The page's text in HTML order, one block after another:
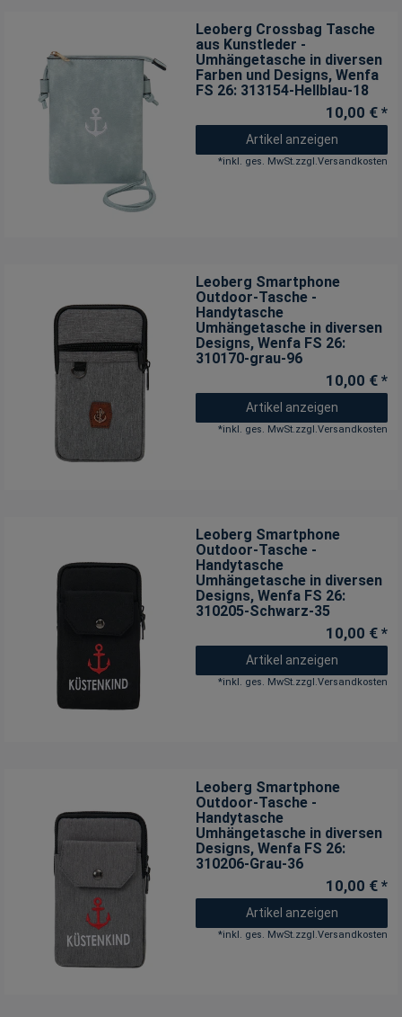
Leoberg Crossbag Tasche
aus Kunstleder -
Umhängetasche in diversen
Farben und Designs, Wenfa
FS 26: 313154-Hellblau-18
10,00 € *
Artikel anzeigen
*inkl. ges. MwSt.zzgl.Versandkosten
Leoberg Smartphone
Outdoor-Tasche -
Handytasche
Umhängetasche in diversen
Designs, Wenfa FS 26:
310170-grau-96
10,00 € *
Artikel anzeigen
*inkl. ges. MwSt.zzgl.Versandkosten
Leoberg Smartphone
Outdoor-Tasche -
Handytasche
Umhängetasche in diversen
Designs, Wenfa FS 26:
310205-Schwarz-35
10,00 € *
Artikel anzeigen
*inkl. ges. MwSt.zzgl.Versandkosten
Leoberg Smartphone
Outdoor-Tasche -
Handytasche
Umhängetasche in diversen
Designs, Wenfa FS 26:
310206-Grau-36
10,00 € *
Artikel anzeigen
*inkl. ges. MwSt.zzgl.Versandkosten